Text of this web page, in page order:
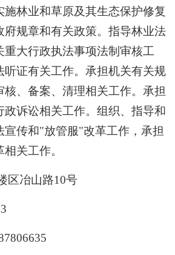
施林业和草原及其生态保护修复
府规章和有关政策。指导林业法
重大行政执法事项法制审核工
听证有关工作。承担机关有关规
核、备案、清理相关工作。承担
政诉讼相关工作。组织、指导和
宣传和"放管服"改革工作，承担
关工作。
区冶山路10号